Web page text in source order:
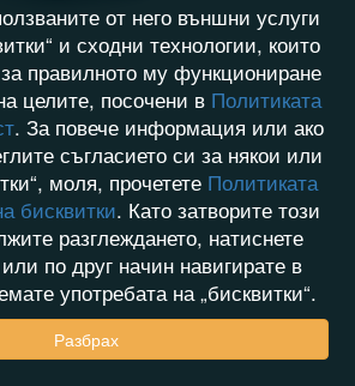
от него външни услуги
и сходни технологии, които
правилното му функциониране
целите, посочени в Политиката
. За повече информация или ако
съгласието си за някои или
моля, прочетете Политиката
бисквитки. Като затворите този
разглеждането, натиснете
по друг начин навигирате в
употребата на „бисквитки“.
Разбрах